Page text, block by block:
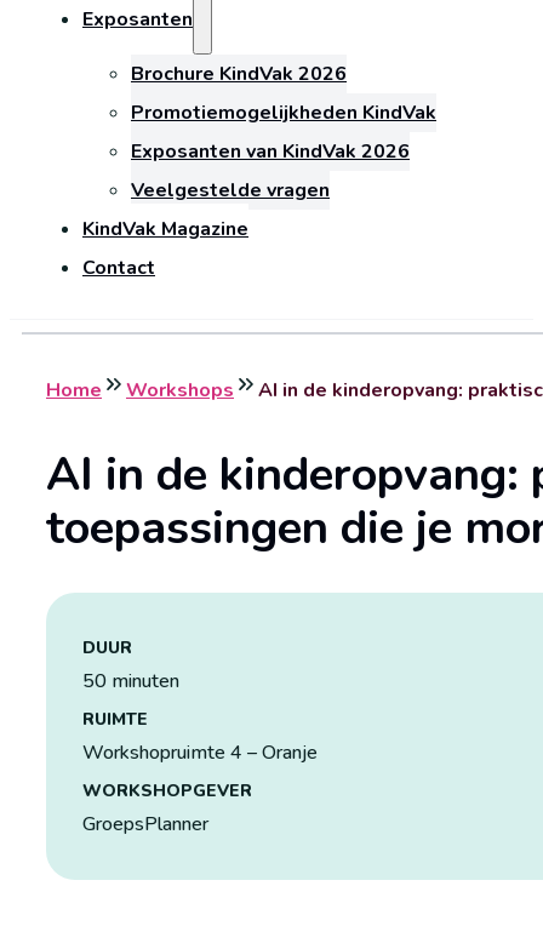
Exposanten
Brochure KindVak 2026
Promotiemogelijkheden KindVak
Exposanten van KindVak 2026
Veelgestelde vragen
KindVak Magazine
Contact
Home Workshops AI in de kinderopvang:
AI in de kinderopvang:
toepassingen die je
DUUR
50 minuten
RUIMTE
Workshopruimte 4 – Oranje
WORKSHOPGEVER
GroepsPlanner